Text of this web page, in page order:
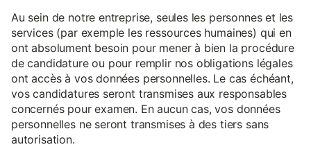
Au sein de notre entreprise, seules les personnes et les
services (par exemple les ressources humaines) qui en
ont absolument besoin pour mener à bien la procédure
de candidature ou pour remplir nos obligations légales
ont accès à vos données personnelles. Le cas échéant,
vos candidatures seront transmises aux responsables
concernés pour examen. En aucun cas, vos données
personnelles ne seront transmises à des tiers sans
autorisation.